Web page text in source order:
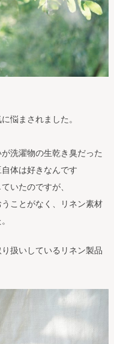
悩まされました。
洗濯物の生乾き臭だった
体は好きなんです
いたのですが、
ことがなく、リネン素材
扱いしているリネン製品